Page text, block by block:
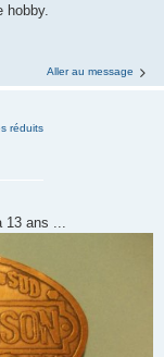
hobby.
Aller au message
réduits
ans ...